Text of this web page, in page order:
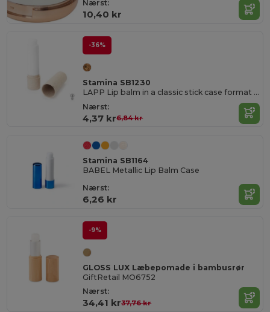
Nærst:
10,40 kr
-36%
Stamina SB1230
LAPP Lip balm in a classic stick case format made of wheat fiber
Nærst:
4,37 kr6,84 kr
Stamina SB1164
BABEL Metallic Lip Balm Case
Nærst:
6,26 kr
-9%
GLOSS LUX Læbepomade i bambusrør
GiftRetail MO6752
Nærst:
34,41 kr37,76 kr